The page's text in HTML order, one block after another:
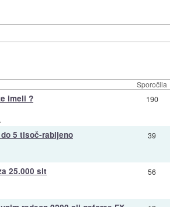
Sporočila
imeli ? 190
5 tisoč-rabljeno 39
25.000 sit 56